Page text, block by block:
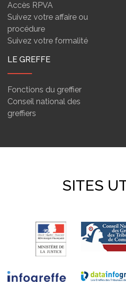
Accès RPVA
Suivez votre affaire ou
procédure
Suivez votre formalité
LE GREFFE
Fonctions du greffier
Conseil national des
greffiers
SITES